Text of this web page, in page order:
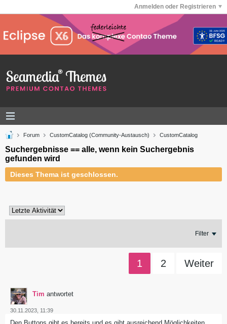
Anmelden oder Registrieren
Forum CustomCatalog (Community-Austausch) CustomCatalog
Suchergebnisse == alle, wenn kein Suchergebnis
gefunden wird
Dieses Thema ist geschlossen.
Filter
1 2 Weiter
Tim antwortet
30.11.2023, 11:39